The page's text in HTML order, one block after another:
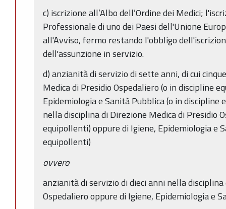
c) iscrizione all’Albo dell’Ordine dei Medici;
Professionale di uno dei Paesi dell'Unione
all'Avviso, fermo restando l'obbligo
dell'assunzione in servizio.
d) anzianità di servizio di sette anni, di cui
Medica di Presidio Ospedaliero (o in discipline
Epidemiologia e Sanità Pubblica (o in
nella disciplina di Direzione Medica di Presidio
equipollenti) oppure di Igiene, Epidemiologia e
equipollenti)
ovvero
anzianità di servizio di dieci anni nella
Ospedaliero oppure di Igiene, Epidemiologia e